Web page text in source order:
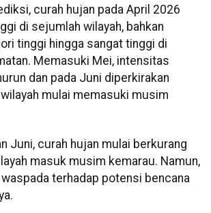
curah hujan pada April 2026
di sejumlah wilayah, bahkan
tinggi hingga sangat tinggi di
Memasuki Mei, intensitas
dan pada Juni diperkirakan
mulai memasuki musim
Juni, curah hujan mulai berkurang
masuk musim kemarau. Namun,
terhadap potensi bencana